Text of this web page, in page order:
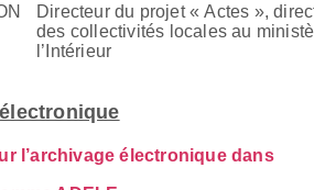
Directeur du projet « Actes »,
des collectivités locales au
l’Intérieur
l’archivage électronique dans